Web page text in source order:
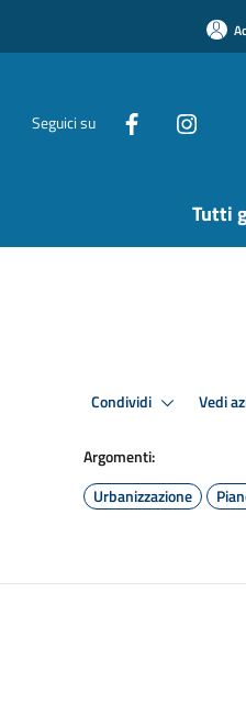
Seguici su
Tutti
Condividi Vedi
Argomenti:
Urbanizzazione